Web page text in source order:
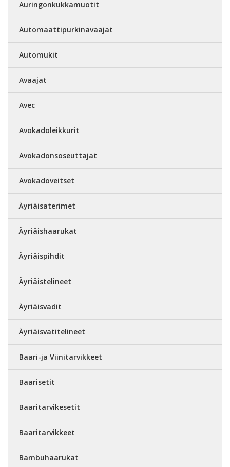
Auringonkukkamuotit
Automaattipurkinavaajat
Automukit
Avaajat
Avec
Avokadoleikkurit
Avokadonsoseuttajat
Avokadoveitset
Äyriäisaterimet
Äyriäishaarukat
Äyriäispihdit
Äyriäistelineet
Äyriäisvadit
Äyriäisvatitelineet
Baari-ja Viinitarvikkeet
Baarisetit
Baaritarvikesetit
Baaritarvikkeet
Bambuhaarukat